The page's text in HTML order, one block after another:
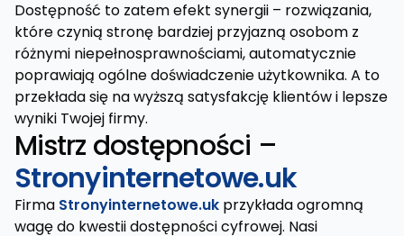
Dostępność to zatem efekt synergii – rozwiązania,
które czynią stronę bardziej przyjazną osobom z
różnymi niepełnosprawnościami, automatycznie
poprawiają ogólne doświadczenie użytkownika. A to
przekłada się na wyższą satysfakcję klientów i lepsze
wyniki Twojej firmy.
Mistrz dostępności –
Stronyinternetowe.uk
Firma Stronyinternetowe.uk przykłada ogromną
wagę do kwestii dostępności cyfrowej. Nasi